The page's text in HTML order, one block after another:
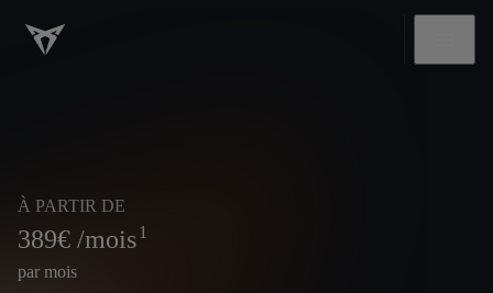
À PARTIR DE
389€ /mois1
par mois